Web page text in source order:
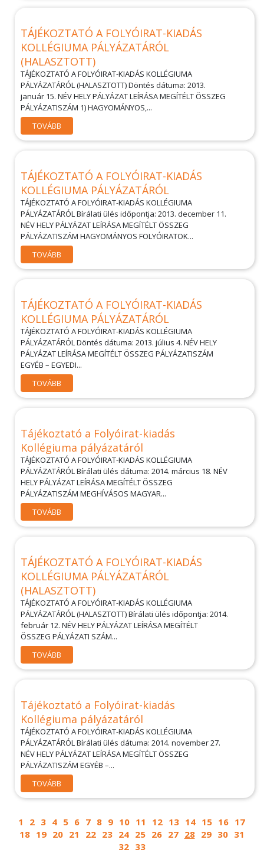
TÁJÉKOZTATÓ A FOLYÓIRAT-KIADÁS
KOLLÉGIUMA PÁLYÁZATÁRÓL
(HALASZTOTT)
TÁJÉKOZTATÓ A FOLYÓIRAT-KIADÁS KOLLÉGIUMA
PÁLYÁZATÁRÓL (HALASZTOTT) Döntés dátuma: 2013.
január 15. NÉV HELY PÁLYÁZAT LEÍRÁSA MEGÍTÉLT ÖSSZEG
PÁLYÁZATISZÁM 1) HAGYOMÁNYOS,...
TOVÁBB
TÁJÉKOZTATÓ A FOLYÓIRAT-KIADÁS
KOLLÉGIUMA PÁLYÁZATÁRÓL
TÁJÉKOZTATÓ A FOLYÓIRAT-KIADÁS KOLLÉGIUMA
PÁLYÁZATÁRÓL Bírálati ülés időpontja: 2013. december 11.
NÉV HELY PÁLYÁZAT LEÍRÁSA MEGÍTÉLT ÖSSZEG
PÁLYÁZATISZÁM HAGYOMÁNYOS FOLYÓIRATOK...
TOVÁBB
TÁJÉKOZTATÓ A FOLYÓIRAT-KIADÁS
KOLLÉGIUMA PÁLYÁZATÁRÓL
TÁJÉKOZTATÓ A FOLYÓIRAT-KIADÁS KOLLÉGIUMA
PÁLYÁZATÁRÓL Döntés dátuma: 2013. július 4. NÉV HELY
PÁLYÁZAT LEÍRÁSA MEGÍTÉLT ÖSSZEG PÁLYÁZATISZÁM
EGYÉB – EGYEDI...
TOVÁBB
Tájékoztató a Folyóirat-kiadás
Kollégiuma pályázatáról
TÁJÉKOZTATÓ A FOLYÓIRAT-KIADÁS KOLLÉGIUMA
PÁLYÁZATÁRÓL Bírálati ülés dátuma: 2014. március 18. NÉV
HELY PÁLYÁZAT LEÍRÁSA MEGÍTÉLT ÖSSZEG
PÁLYÁZATISZÁM MEGHÍVÁSOS MAGYAR...
TOVÁBB
TÁJÉKOZTATÓ A FOLYÓIRAT-KIADÁS
KOLLÉGIUMA PÁLYÁZATÁRÓL
(HALASZTOTT)
TÁJÉKOZTATÓ A FOLYÓIRAT-KIADÁS KOLLÉGIUMA
PÁLYÁZATÁRÓL (HALASZTOTT) Bírálati ülés időpontja: 2014.
február 12. NÉV HELY PÁLYÁZAT LEÍRÁSA MEGÍTÉLT
ÖSSZEG PÁLYÁZATI SZÁM...
TOVÁBB
Tájékoztató a Folyóirat-kiadás
Kollégiuma pályázatáról
TÁJÉKOZTATÓ A FOLYÓIRAT-KIADÁS KOLLÉGIUMA
PÁLYÁZATÁRÓL Bírálati ülés dátuma: 2014. november 27.
NÉV HELY PÁLYÁZAT LEÍRÁSA MEGÍTÉLT ÖSSZEG
PÁLYÁZATISZÁM EGYÉB –...
TOVÁBB
1 2 3 4 5 6 7 8 9 10 11 12 13 14 15 16 17
18 19 20 21 22 23 24 25 26 27 28 29 30 31
32 33